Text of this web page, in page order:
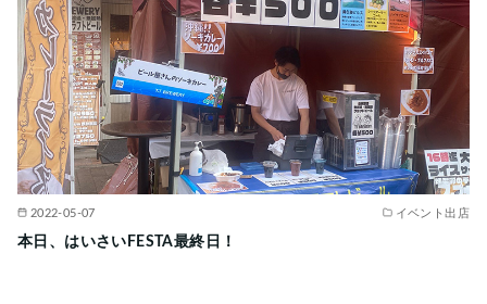
2022-05-07 イベント出店
本日、はいさいFESTA最終日！